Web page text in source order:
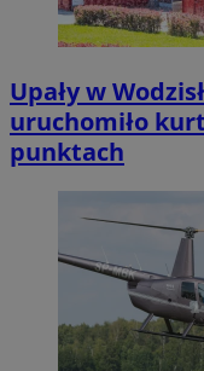
Upały w
uruchomiło
punktach